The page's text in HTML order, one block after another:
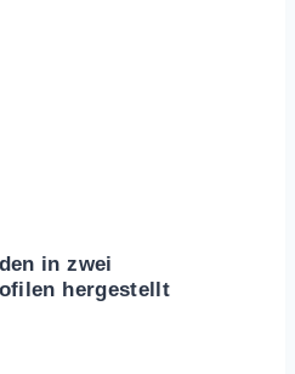
in zwei
hergestellt